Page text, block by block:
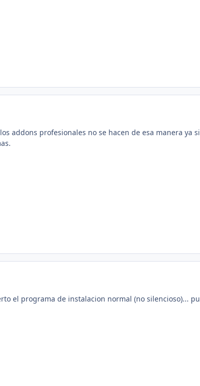
addons profesionales no se hacen de esa manera ya
el programa de instalacion normal (no silencioso)...